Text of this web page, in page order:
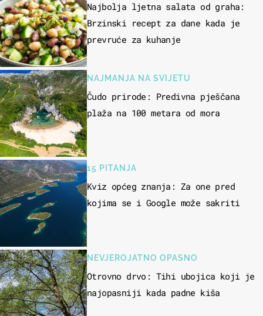
Najbolja ljetna salata od graha:
Brzinski recept za dane kada je
prevruće za kuhanje
NAJMANJA NA SVIJETU
Čudo prirode: Predivna pješčana
plaža na 100 metara od mora
15 PITANJA
Kviz općeg znanja: Za one pred
kojima se i Google može sakriti
NEVJEROJATNO OPASNO
Otrovno drvo: Tihi ubojica koji je
najopasniji kada padne kiša